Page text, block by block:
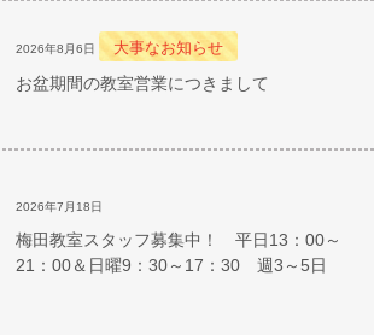
2026年8月6日 大事なお知らせ
お盆期間の教室営業につきまして
2026年7月18日
梅田教室スタッフ募集中！ 平日13：00～
21：00＆日曜9：30～17：30 週3～5日